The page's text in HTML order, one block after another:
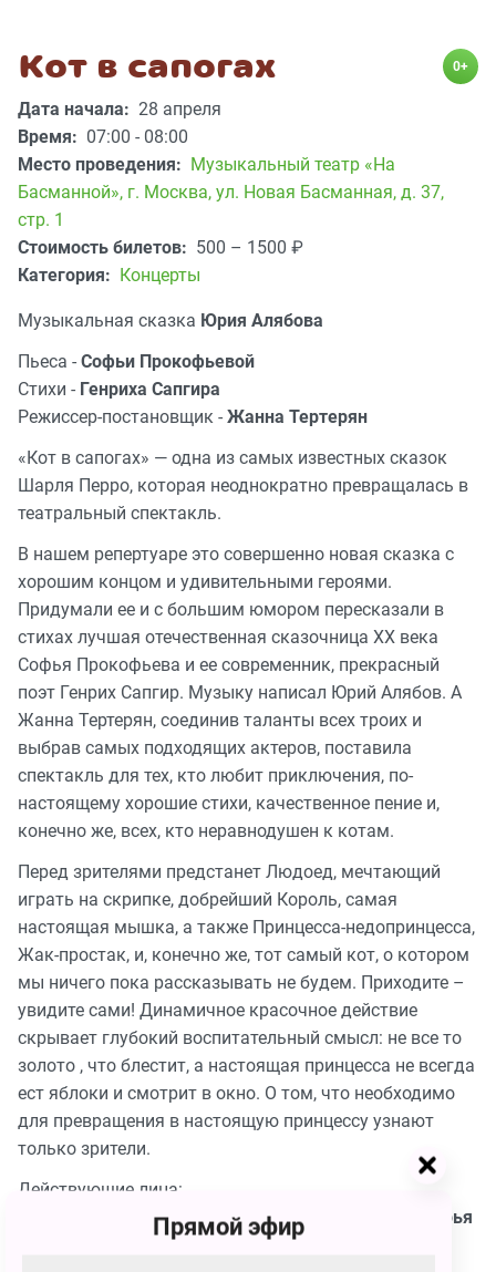
Кот в сапогах 0+
Дата начала: 28 апреля
Время: 07:00 - 08:00
Место проведения: Музыкальный театр «На
Басманной», г. Москва, ул. Новая Басманная, д. 37,
стр. 1
Стоимость билетов: 500 – 1500 ₽
Категория:
Концерты
Музыкальная сказка Юрия Алябова
Пьеса - Софьи Прокофьевой
Стихи - Генриха Сапгира
Режиссер-постановщик - Жанна Тертерян
«Кот в сапогах» — одна из самых известных сказок
Шарля Перро, которая неоднократно превращалась в
театральный спектакль.
В нашем репертуаре это совершенно новая сказка с
хорошим концом и удивительными героями.
Придумали ее и с большим юмором пересказали в
стихах лучшая отечественная сказочница XX века
Софья Прокофьева и ее современник, прекрасный
поэт Генрих Сапгир. Музыку написал Юрий Алябов. А
Жанна Тертерян, соединив таланты всех троих и
выбрав самых подходящих актеров, поставила
спектакль для тех, кто любит приключения, по-
настоящему хорошие стихи, качественное пение и,
конечно же, всех, кто неравнодушен к котам.
Перед зрителями предстанет Людоед, мечтающий
играть на скрипке, добрейший Король, самая
настоящая мышка, а также Принцесса-недопринцесса,
Жак-простак, и, конечно же, тот самый кот, о котором
мы ничего пока рассказывать не будем. Приходите –
увидите сами! Динамичное красочное действие
скрывает глубокий воспитательный смысл: не все то
золото , что блестит, а настоящая принцесса не всегда
ест яблоки и смотрит в окно. О том, что необходимо
для превращения в настоящую принцессу узнают
только зрители.
Действующие лица:
Флоретта — лауреат международного конкурса
Дарья
Прямой эфир